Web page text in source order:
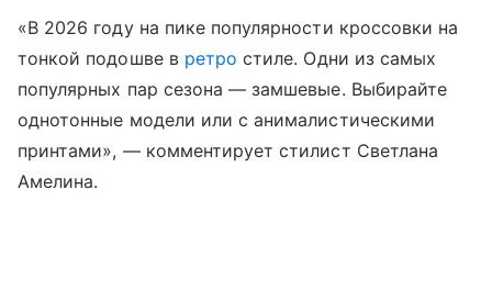
«В 2026 году на пике популярности кроссовки на
тонкой подошве в ретро стиле. Одни из самых
популярных пар сезона — замшевые. Выбирайте
однотонные модели или с анималистическими
принтами», — комментирует стилист Светлана
Амелина.